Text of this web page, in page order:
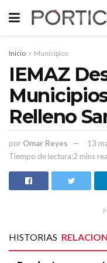
Inicio Municipios
IEMAZ
Relleno
por Omar Reyes
13
Tiempo de lectura:2 mins
HISTORIAS